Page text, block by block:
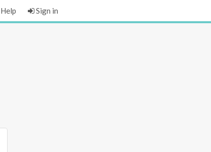
Help Sign in